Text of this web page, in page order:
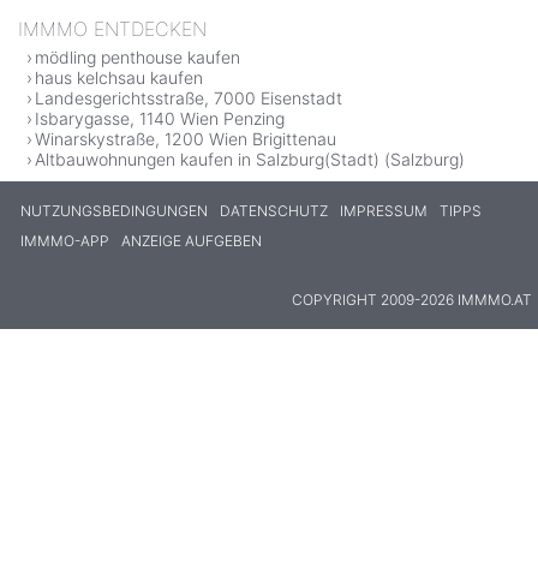
IMMMO ENTDECKEN
mödling penthouse kaufen
haus kelchsau kaufen
Landesgerichtsstraße, 7000 Eisenstadt
Isbarygasse, 1140 Wien Penzing
Winarskystraße, 1200 Wien Brigittenau
Altbauwohnungen kaufen in Salzburg(Stadt) (Salzburg)
NUTZUNGSBEDINGUNGEN DATENSCHUTZ IMPRESSUM
TIPPS
IMMMO-APP
ANZEIGE AUFGEBEN
COPYRIGHT 2009-2026 IMMMO.AT